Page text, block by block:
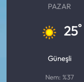
PAZAR
25°
Güneşli
Nem: %37